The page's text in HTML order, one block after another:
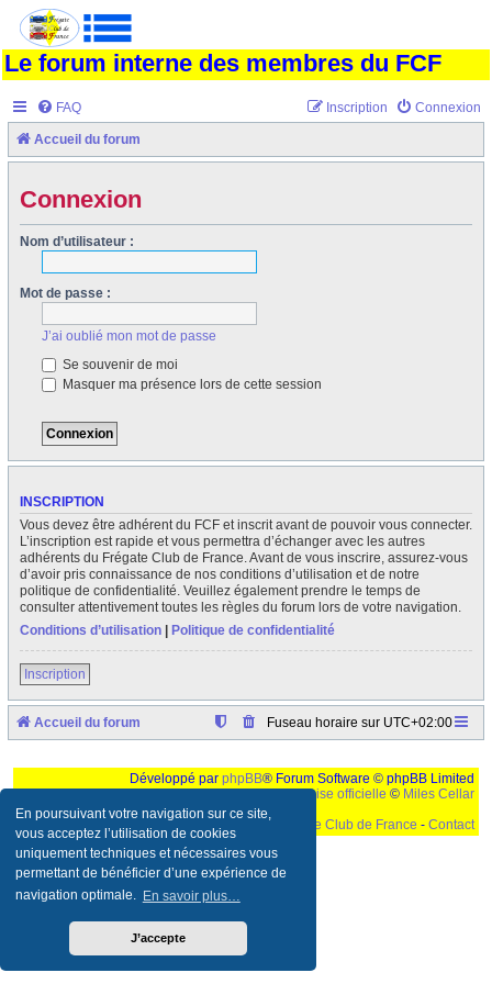
En poursuivant votre navigation sur ce site,
vous acceptez l’utilisation de cookies
uniquement techniques et nécessaires vous
permettant de bénéficier d’une expérience de
navigation optimale. En savoir plus…
J’accepte
Le forum interne des membres du FCF
FAQ Connexion
Inscription
Accueil du forum
Connexion
Nom d’utilisateur :
Mot de passe :
J’ai oublié mon mot de passe
Se souvenir de moi
Masquer ma présence lors de cette session
INSCRIPTION
Vous devez être adhérent du FCF et inscrit avant de pouvoir vous connecter.
L’inscription est rapide et vous permettra d’échanger avec les autres
adhérents du Frégate Club de France. Avant de vous inscrire, assurez-vous
d’avoir pris connaissance de nos conditions d’utilisation et de notre
politique de confidentialité. Veuillez également prendre le temps de
consulter attentivement toutes les règles du forum lors de votre navigation.
Conditions d’utilisation
Politique de confidentialité
Inscription
Accueil du forum Fuseau horaire sur UTC+02:00
Développé par phpBB® Forum Software © phpBB Limited
Traduction française officielle © Miles Cellar
Le Frégate Club de France - Contact
Ceci est un texte de remplissage qui n'a pour but que forcer l'elargissement de la div page...
Ben oui, quand on veut pas d'un "site optimise pour une resolution de 1024x768 et
parametres d'affichage pas defaut de votre navigateur" faut bien trouver des paliatifs !